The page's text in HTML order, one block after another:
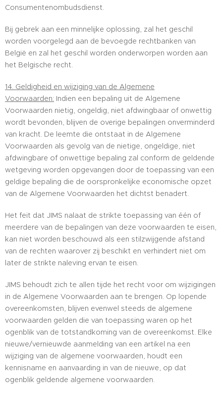
Consumentenombudsdienst.
Bij gebrek aan een minnelijke oplossing, zal het geschil
worden voorgelegd aan de bevoegde rechtbanken van
België en zal het geschil worden onderworpen worden aan
het Belgische recht.
14. Geldigheid en wijziging van de Algemene
Voorwaarden: Indien een bepaling uit de Algemene
Voorwaarden nietig, ongeldig, niet afdwingbaar of onwettig
wordt bevonden, blijven de overige bepalingen onverminderd
van kracht. De leemte die ontstaat in de Algemene
Voorwaarden als gevolg van de nietige, ongeldige, niet
afdwingbare of onwettige bepaling zal conform de geldende
wetgeving worden opgevangen door de toepassing van een
geldige bepaling die de oorspronkelijke economische opzet
van de Algemene Voorwaarden het dichtst benadert.
Het feit dat JIMS nalaat de strikte toepassing van één of
meerdere van de bepalingen van deze voorwaarden te eisen,
kan niet worden beschouwd als een stilzwijgende afstand
van de rechten waarover zij beschikt en verhindert niet om
later de strikte naleving ervan te eisen.
JIMS behoudt zich te allen tijde het recht voor om wijzigingen
in de Algemene Voorwaarden aan te brengen. Op lopende
overeenkomsten, blijven evenwel steeds de algemene
voorwaarden gelden die van toepassing waren op het
ogenblik van de totstandkoming van de overeenkomst. Elke
nieuwe/vernieuwde aanmelding van een artikel na een
wijziging van de algemene voorwaarden, houdt een
kennisname en aanvaarding in van de nieuwe, op dat
ogenblik geldende algemene voorwaarden.